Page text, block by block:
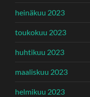
heinäkuu 2023
toukokuu 2023
huhtikuu 2023
maaliskuu 2023
helmikuu 2023